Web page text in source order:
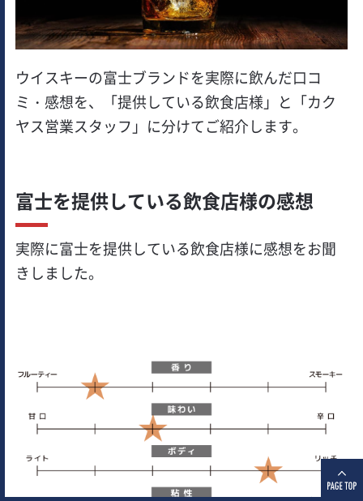
ウイスキーの富士ブランドを実際に飲んだ口コ
ミ・感想を、「提供している飲食店様」と「カク
ヤス営業スタッフ」に分けてご紹介します。
富士を提供している飲食店様の感想
実際に富士を提供している飲食店様に感想をお聞
きしました。